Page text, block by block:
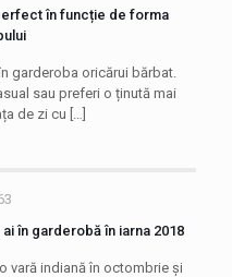
în funcție de forma
garderoba oricărui bărbat.
sau preferi o ținută mai
de zi cu […]
în garderobă în iarna 2018
vară indiană în octombrie și